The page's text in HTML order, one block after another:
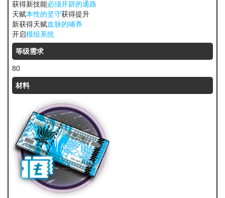
获得新技能必须开辟的通路
天赋本性的坚守获得提升
新获得天赋血脉的哺养
开启模组系统
等级需求
80
材料